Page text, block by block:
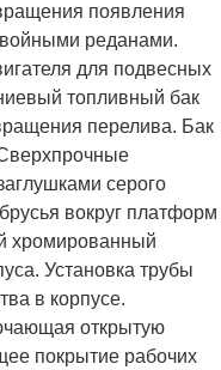
появления
реданами.
для подвесных
топливный бак
перелива. Бак
серого
вокруг платформ
хромированный
Установка трубы
в корпусе.
открытую
покрытие рабочих